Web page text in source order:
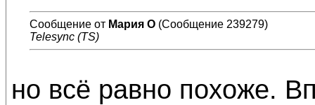
Сообщение от Мария О (Сообщение 239279)
Telesync (TS)
но всё равно похоже.